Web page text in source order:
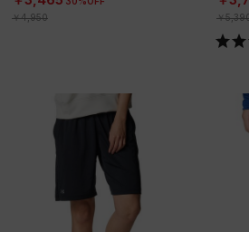
￥4,950
￥